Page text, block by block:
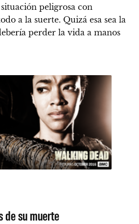
peligrosa con
a la suerte. Quizá esa sea la
perder la vida a manos
de su muerte